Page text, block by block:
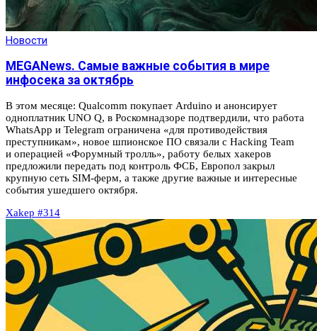
Новости
MEGANews. Cамые важные события в мире
инфосека за октябрь
В этом месяце: Qualcomm покупает Arduino и анонсирует
одноплатник UNO Q, в Роскомнадзоре подтвердили, что работа
WhatsApp и Telegram ограничена «для противодействия
преступникам», новое шпионское ПО связали с Hacking Team
и операцией «Форумный тролль», работу белых хакеров
предложили передать под контроль ФСБ, Европол закрыл
крупную сеть SIM-ферм, а также другие важные и интересные
события ушедшего октября.
Xakep #314